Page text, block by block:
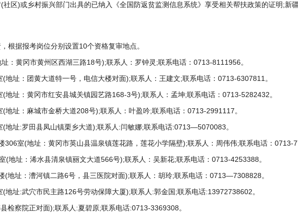
)或乡村振兴部门出具的已纳入《全国防返贫监测信息系统》享受相关帮扶政策的证明;新
据报考岗位分别设置10个资格复审地点。
黄冈市黄州区西湖三路18号);联系人：罗钟灵;联系电话：0713-8111956。
：团黄大道特一号，电信大楼对面);联系人：王建文;联系电话：0713-6307811。
：黄冈市红安县城关镇园艺路168-3号);联系人：孟坤;联系电话：0713-5282432。
：麻城市金桥大道208号);联系人：叶盈吟;联系电话：0713-2991117。
址:罗田县凤山镇栗乡大道);联系人:闫敏娜;联系电话:0713—5070083。
室(地址：黄冈市英山县温泉镇莲花路，莲花小学隔壁);联系人：周伟伟;联系电话：0713-
址：浠水县清泉镇丽文大道566号);联系人：吴新花;联系电话：0713-4253388。
址：漕河镇二路6号，县三医院对面);联系人：胡玲;联系电话：0713—7308828。
:武穴市民主路126号劳动保障大厦);联系人:郭金国;联系电话:13972738602。
察院正对面);联系人:夏碧原;联系电话:0713-3369308。